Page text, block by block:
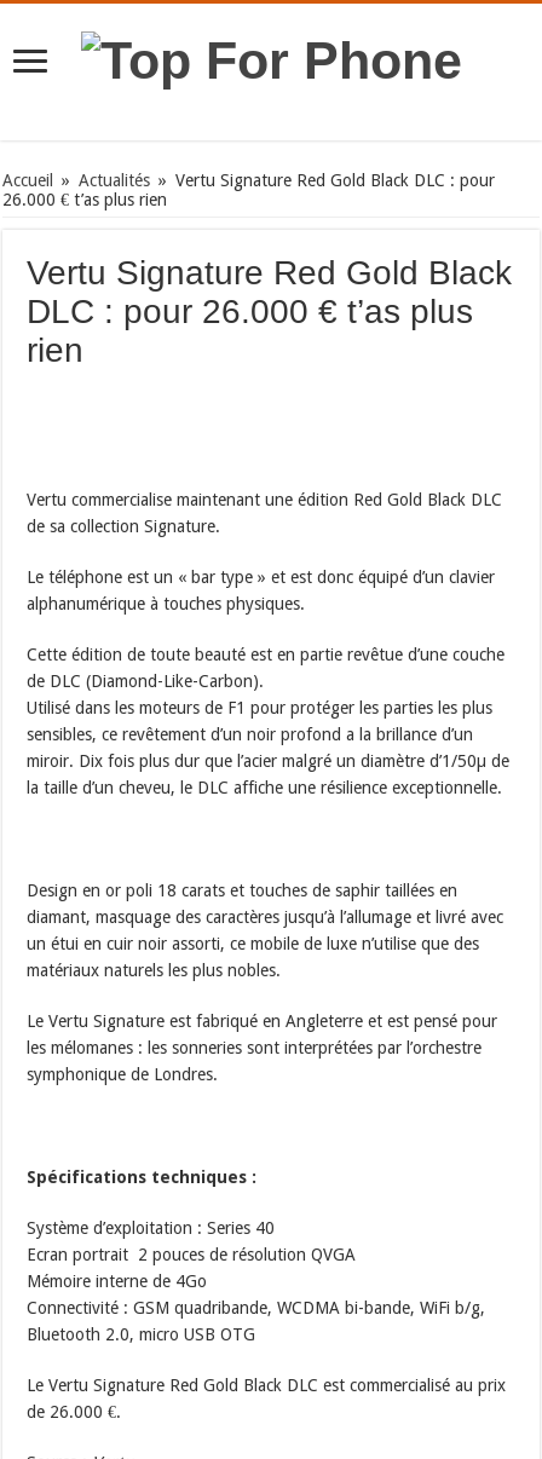
Accueil » Actualités » Vertu Signature Red Gold Black DLC : pour
26.000 € t’as plus rien
Vertu Signature Red Gold Black
DLC : pour 26.000 € t’as plus
rien
Vertu commercialise maintenant une édition Red Gold Black DLC
de sa collection Signature.
Le téléphone est un « bar type » et est donc équipé d’un clavier
alphanumérique à touches physiques.
Cette édition de toute beauté est en partie revêtue d’une couche
de DLC (Diamond-Like-Carbon).
Utilisé dans les moteurs de F1 pour protéger les parties les plus
sensibles, ce revêtement d’un noir profond a la brillance d’un
miroir. Dix fois plus dur que l’acier malgré un diamètre d’1/50µ de
la taille d’un cheveu, le DLC affiche une résilience exceptionnelle.
Design en or poli 18 carats et touches de saphir taillées en
diamant, masquage des caractères jusqu’à l’allumage et livré avec
un étui en cuir noir assorti, ce mobile de luxe n’utilise que des
matériaux naturels les plus nobles.
Le Vertu Signature est fabriqué en Angleterre et est pensé pour
les mélomanes : les sonneries sont interprétées par l’orchestre
symphonique de Londres.
Spécifications techniques :
Système d’exploitation : Series 40
Ecran portrait 2 pouces de résolution QVGA
Mémoire interne de 4Go
Connectivité : GSM quadribande, WCDMA bi-bande, WiFi b/g,
Bluetooth 2.0, micro USB OTG
Le Vertu Signature Red Gold Black DLC est commercialisé au prix
de 26.000 €.